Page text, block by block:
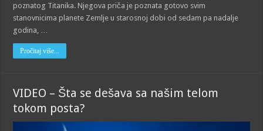
poznatog Titanika. Njegova priča je poznata gotovo svim
stanovnicima planete Zemlje u starosnoj dobi od sedam pa nadalje
godina, …
Pročitaj više...
VIDEO – Šta se dešava sa našim telom
tokom posta?